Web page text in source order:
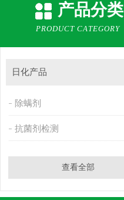
产品分类
PRODUCT CATEGORY
日化产品
除螨剂
抗菌剂检测
查看全部